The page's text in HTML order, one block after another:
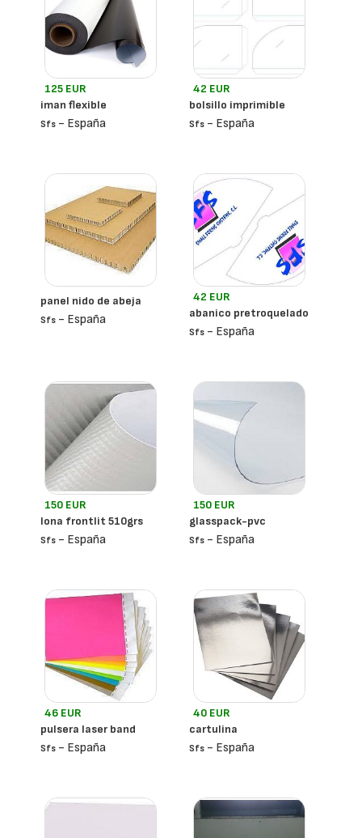
125 EUR
iman flexible
Sfs - España
42 EUR
bolsillo imprimible
Sfs - España
panel nido de abeja
Sfs - España
42 EUR
abanico pretroquelado
Sfs - España
150 EUR
lona frontlit 510grs
Sfs - España
150 EUR
glasspack-pvc
Sfs - España
46 EUR
pulsera laser band
Sfs - España
40 EUR
cartulina
Sfs - España